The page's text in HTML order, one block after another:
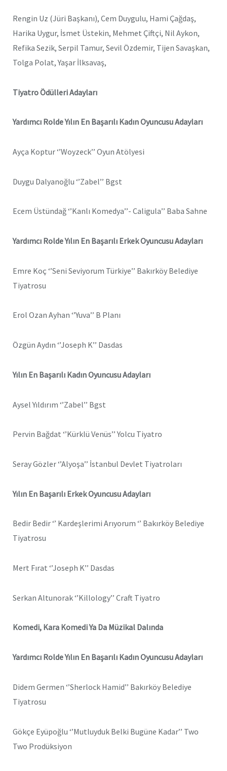
Rengin Uz (Jüri Başkanı), Cem Duygulu, Hami Çağdaş,
Harika Uygur, İsmet Üstekin, Mehmet Çiftçi, Nil Aykon,
Refika Sezik, Serpil Tamur, Sevil Özdemir, Tijen Savaşkan,
Tolga Polat, Yaşar İlksavaş,
Tiyatro Ödülleri Adayları
Yardımcı Rolde Yılın En Başarılı Kadın Oyuncusu Adayları
Ayça Koptur ‘’Woyzeck’’ Oyun Atölyesi
Duygu Dalyanoğlu ‘’Zabel’’ Bgst
Ecem Üstündağ ‘’Kanlı Komedya’’- Caligula’’ Baba Sahne
Yardımcı Rolde Yılın En Başarılı Erkek Oyuncusu Adayları
Emre Koç ‘’Seni Seviyorum Türkiye’’ Bakırköy Belediye
Tiyatrosu
Erol Ozan Ayhan ‘’Yuva’’ B Planı
Özgün Aydın ‘’Joseph K’’ Dasdas
Yılın En Başarılı Kadın Oyuncusu Adayları
Aysel Yıldırım ‘’Zabel’’ Bgst
Pervin Bağdat ‘’Kürklü Venüs’’ Yolcu Tiyatro
Seray Gözler ‘’Alyoşa’’ İstanbul Devlet Tiyatroları
Yılın En Başarılı Erkek Oyuncusu Adayları
Bedir Bedir ‘’ Kardeşlerimi Arıyorum ‘’ Bakırköy Belediye
Tiyatrosu
Mert Fırat ‘’Joseph K’’ Dasdas
Serkan Altunorak ‘’Killology’’ Craft Tiyatro
Komedi, Kara Komedi Ya Da Müzikal Dalında
Yardımcı Rolde Yılın En Başarılı Kadın Oyuncusu Adayları
Didem Germen ‘’Sherlock Hamid’’ Bakırköy Belediye
Tiyatrosu
Gökçe Eyüpoğlu ‘’Mutluyduk Belki Bugüne Kadar’’ Two
Two Prodüksiyon